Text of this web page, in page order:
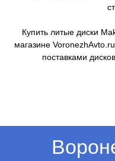
Купить литые диски
магазине
поставками